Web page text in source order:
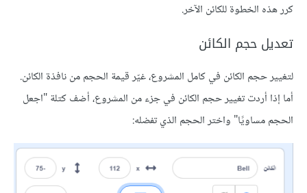
الخطوة للكائن الآخر.
حجم الكائن
حجم الكائن في كامل المشروع، غيّر قيمة الحجم من نافذة الكائن.
أردت تغيير حجم الكائن في جزء من المشروع، أضف كتلة "اجعل
واختر الحجم الذي تفضله: